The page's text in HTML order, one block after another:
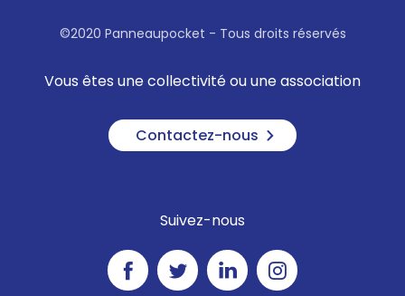
©2020 Panneaupocket - Tous droits réservés
Vous êtes une collectivité ou une association
Contactez-nous
Suivez-nous